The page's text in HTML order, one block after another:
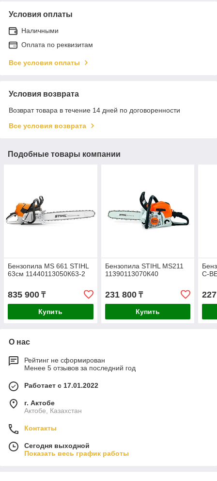
Условия оплаты
Наличными
Оплата по реквизитам
Все условия оплаты
Условия возврата
Возврат товара в течение 14 дней по договоренности
Все условия возврата
Подобные товары компании
Бензопила MS 661 STIHL
63см 11440113050К63-2
835 900 ₸
Купить
Бензопила STIHL MS211
11390113070К40
231 800₸
Купить
C-
О нас
Рейтинг не сформирован
Менее 5 отзывов за последний год
Работает с 17.01.2022
г. Актобе
Актобе, Казахстан
Контакты
Сегодня выходной
Показать весь график работы